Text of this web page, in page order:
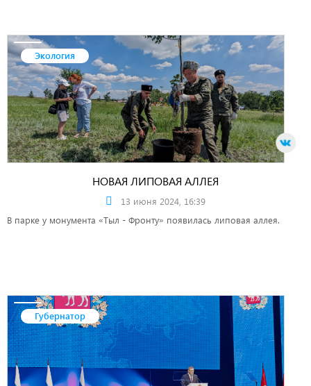
Экология
НОВАЯ ЛИПОВАЯ АЛЛЕЯ
13 июня 2024, 16:39
В парке у монумента «Тыл - Фронту» появилась липовая аллея.
Губернатор